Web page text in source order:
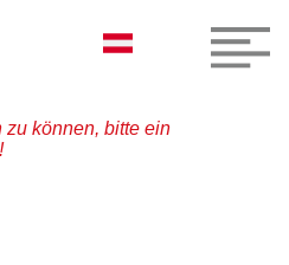
zu können, bitte ein